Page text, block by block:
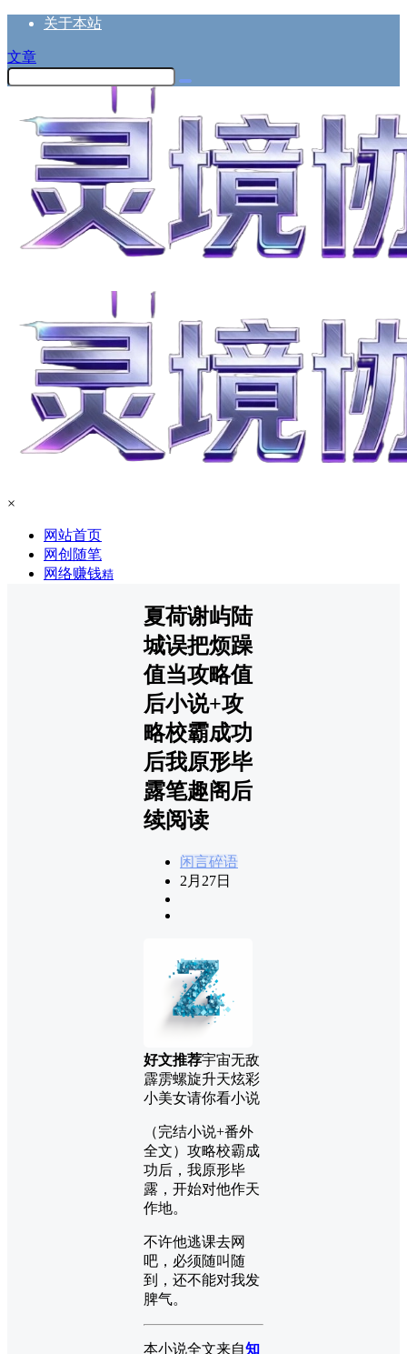
关于本站
文章
×
网站首页
网创随笔
网络赚钱精
夏荷谢屿陆
城误把烦躁
值当攻略值
后小说+攻
略校霸成功
后我原形毕
露笔趣阁后
续阅读
闲言碎语
2月27日
好文推荐宇宙无敌
霹雳螺旋升天炫彩
小美女请你看小说
（完结小说+番外
全文）攻略校霸成
功后，我原形毕
露，开始对他作天
作地。
不许他逃课去网
吧，必须随叫随
到，还不能对我发
脾气。
本小说全文来自知